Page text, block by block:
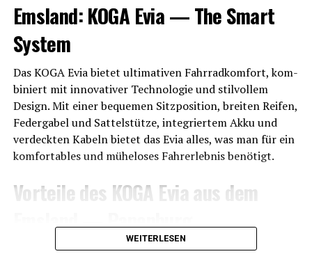
Ems­land: KOGA Evia — The Smart
System
Das KOGA Evia bie­tet ulti­ma­ti­ven Fahr­rad­kom­fort, kom­
bi­niert mit inno­va­ti­ver Tech­no­lo­gie und stil­vol­lem
Design. Mit einer beque­men Sitz­po­si­ti­on, brei­ten Rei­fen,
Feder­ga­bel und Sat­tel­stüt­ze, inte­grier­tem Akku und
ver­deck­ten Kabeln bie­tet das Evia alles, was man für ein
kom­for­ta­bles und mühe­lo­ses Fahr­erleb­nis benötigt.
Vor­tei­le des KOGA Evia aus dem
Ems­land — Papenburg
SP-Con­nect Halterung
WEITERLESEN